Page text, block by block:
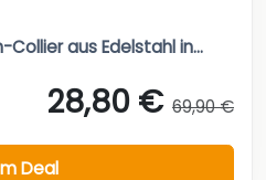
Collier aus Edelstahl in...
28,80 € 69,90 €
Deal